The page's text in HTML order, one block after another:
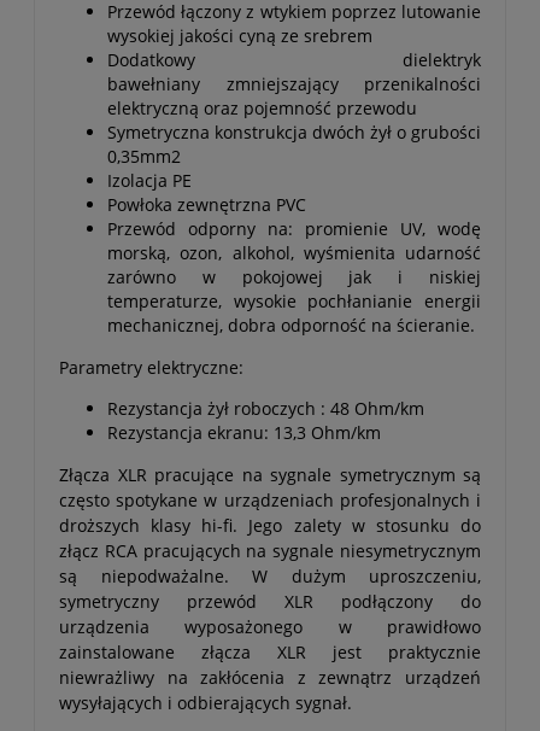
Przewód łączony z wtykiem poprzez lutowanie
wysokiej jakości cyną ze srebrem
Dodatkowy dielektryk
bawełniany zmniejszający przenikalności
elektryczną oraz pojemność przewodu
Symetryczna konstrukcja dwóch żył o grubości
0,35mm2
Izolacja PE
Powłoka zewnętrzna PVC
Przewód odporny na: promienie UV, wodę
morską, ozon, alkohol, wyśmienita udarność
zarówno w pokojowej jak i niskiej
temperaturze, wysokie pochłanianie energii
mechanicznej, dobra odporność na ścieranie.
Parametry elektryczne:
Rezystancja żył roboczych : 48 Ohm/km
Rezystancja ekranu: 13,3 Ohm/km
Złącza XLR pracujące na sygnale symetrycznym są
często spotykane w urządzeniach profesjonalnych i
droższych klasy hi-fi. Jego zalety w stosunku do
złącz RCA pracujących na sygnale niesymetrycznym
są niepodważalne. W dużym uproszczeniu,
symetryczny przewód XLR podłączony do
urządzenia wyposażonego w prawidłowo
zainstalowane złącza XLR jest praktycznie
niewrażliwy na zakłócenia z zewnątrz urządzeń
wysyłających i odbierających sygnał.